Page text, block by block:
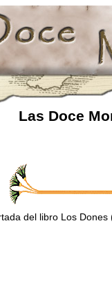
Las Doce
del libro Los